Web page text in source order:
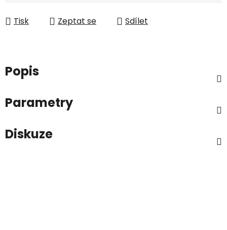
Tisk Zeptat se Sdílet
Popis
Parametry
Diskuze